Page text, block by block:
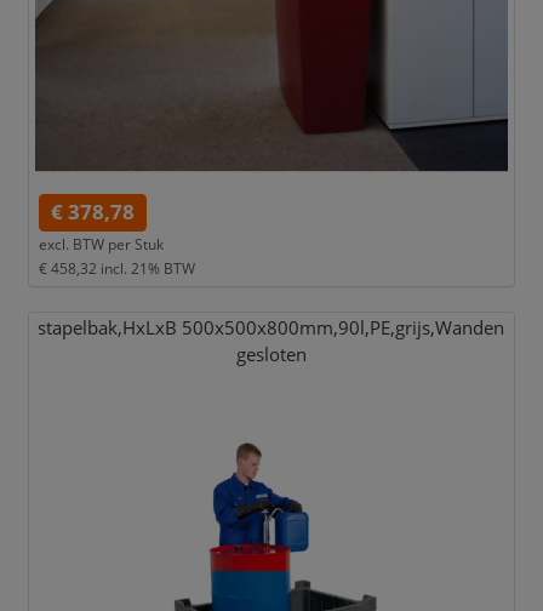
€ 378,78
excl. BTW per Stuk
€ 458,32 incl. 21% BTW
stapelbak,HxLxB 500x500x800mm,90l,PE,grijs,Wanden
gesloten